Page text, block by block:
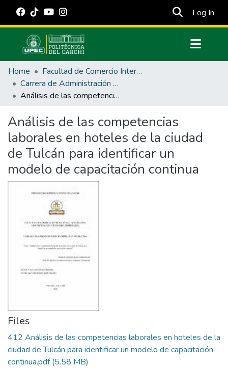
Log In
Communities & Collections
All of DSpace
Statistics
Estadísticas Externas
Manuales
Home
Facultad de Comercio Internacional, Integración, Administración y Economía Empresarial
Carrera de Administración de Empresas y Marketing
Análisis de las competencias laborales en hoteles de la ciudad de Tulcán para identificar un modelo de capacitación continua
Análisis de las competencias
laborales en hoteles de la ciudad
de Tulcán para identificar un
modelo de capacitación continua
Files
412 Análisis de las competencias laborales en hoteles de la
ciudad de Tulcán para identificar un modelo de capacitación
continua.pdf(5.58 MB)